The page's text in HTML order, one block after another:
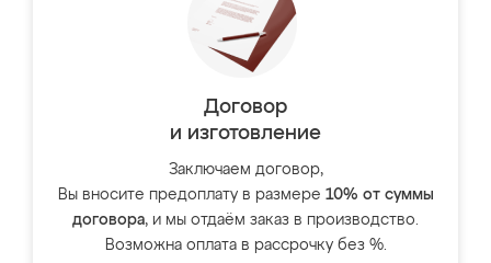
Договор
и изготовление
Заключаем договор,
Вы вносите предоплату в размере 10% от суммы
договора, и мы отдаём заказ в производство.
Возможна оплата в рассрочку без %.